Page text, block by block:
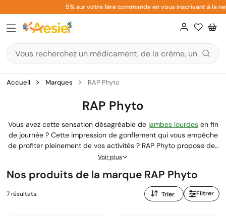
au
contenu
5% sur votre 1ère commande en vous inscrivant à la
Accueil Marques RAP Phyto
RAP Phyto
Vous avez cette sensation désagréable de jambes lourdesen fin
de journée ? Cette impression de gonflement qui vous empêche
de profiter pleinement de vos activités ? RAP Phyto propose des
solutions naturelles pensées spécialement pour soulager vos
mise sur les extraits de plantes et actifs naturels pour vous aider
à retrouver légèreté et confort. Que vous recherchiez une crème
apaisante à effet fraîcheur ou un
complément alimentaire pour
Voir plus
Nos produits de la marque RAP Phyto
7 résultats.
Trier
par
Filtrer